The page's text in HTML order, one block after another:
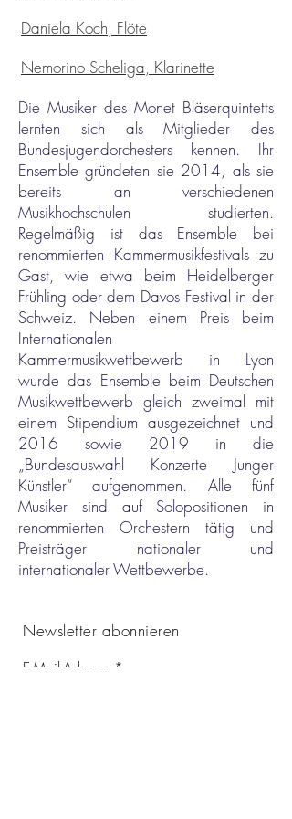
Daniela Koch, Flöte
Nemorino Scheliga, Klarinette
Die Musiker des Monet Bläserquintetts
lernten sich als Mitglieder des
Bundesjugendorchesters kennen. Ihr
Ensemble gründeten sie 2014, als sie
bereits an verschiedenen
Musikhochschulen studierten.
Regelmäßig ist das Ensemble bei
renommierten Kammermusikfestivals zu
Gast, wie etwa beim Heidelberger
Frühling oder dem Davos Festival in der
Schweiz. Neben einem Preis beim
Internationalen
Kammermusikwettbewerb in Lyon
wurde das Ensemble beim Deutschen
Musikwettbewerb gleich zweimal mit
einem Stipendium ausgezeichnet und
2016 sowie 2019 in die
„Bundesauswahl Konzerte Junger
Künstler“ aufgenommen. Alle fünf
Musiker sind auf Solopositionen in
renommierten Orchestern tätig und
Preisträger nationaler und
internationaler Wettbewerbe.
Newsletter abonnieren
E-Mail-Adresse